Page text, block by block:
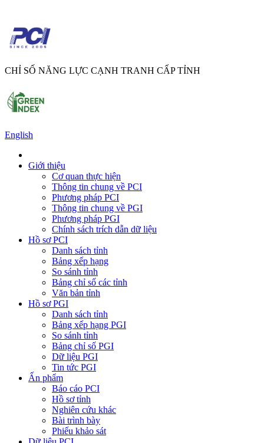
CHỈ SỐ NĂNG LỰC CẠNH TRANH CẤP TỈNH
English
Giới thiệu
Cơ quan thực hiện
Thông tin chung về PCI
Phương pháp PCI
Thông tin chung về PGI
Phương pháp PGI
Chính sách trích dẫn dữ liệu
Hồ sơ PCI
Danh sách tỉnh
Bảng xếp hạng
So sánh tỉnh
Bảng chỉ số các tỉnh
Văn bản tỉnh
Hồ sơ PGI
Danh sách tỉnh
Bảng xếp hạng PGI
So sánh tỉnh
Bảng chỉ số PGI
Dữ liệu PGI
Tin tức PGI
Ấn phẩm
Báo cáo PCI
Hồ sơ tỉnh
Nghiên cứu khác
Bài trình bày
Phiếu khảo sát